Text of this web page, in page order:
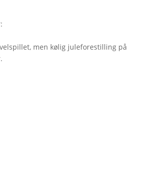
:
velspillet, men kølig juleforestilling på